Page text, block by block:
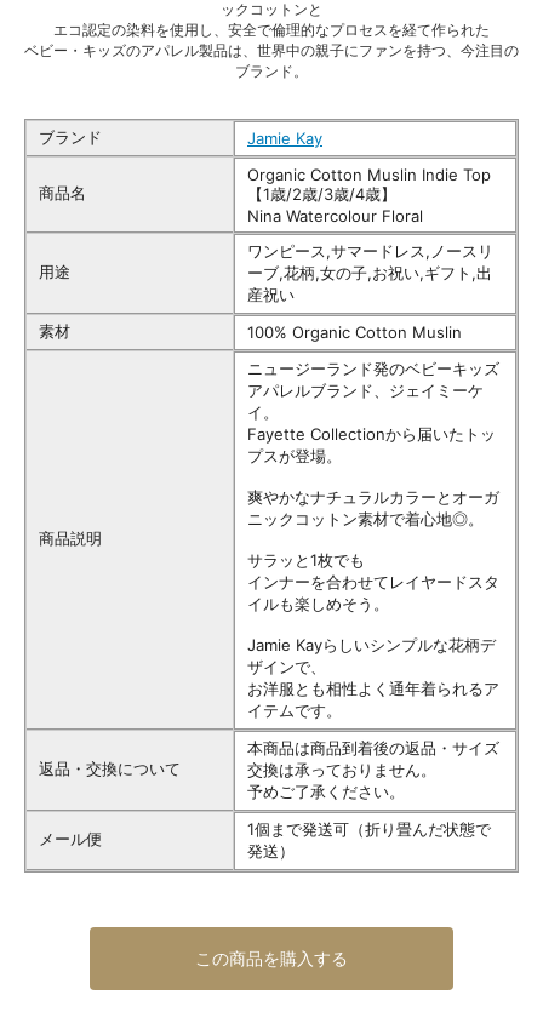
ックコットンと
エコ認定の染料を使用し、安全で倫理的なプロセスを経て作られた
ベビー・キッズのアパレル製品は、世界中の親子にファンを持つ、今注目の
ブランド。
ブランド Jamie Kay
商品名
Organic Cotton Muslin Indie Top
【1歳/2歳/3歳/4歳】
Nina Watercolour Floral
用途
ワンピース,サマードレス,ノースリ
ーブ,花柄,女の子,お祝い,ギフト,出
産祝い
素材
100% Organic Cotton Muslin
商品説明
ニュージーランド発のベビーキッズ
アパレルブランド、ジェイミーケ
イ。
Fayette Collectionから届いたトッ
プスが登場。
爽やかなナチュラルカラーとオーガ
ニックコットン素材で着心地◎。
サラッと1枚でも
インナーを合わせてレイヤードスタ
イルも楽しめそう。
Jamie Kayらしいシンプルな花柄デ
ザインで、
お洋服とも相性よく通年着られるア
イテムです。
返品・交換について
本商品は商品到着後の返品・サイズ
交換は承っておりません。
予めご了承ください。
メール便
1個まで発送可（折り畳んだ状態で
発送）
この商品を購入する